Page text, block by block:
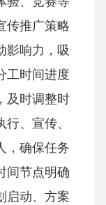
传推广策略
影响力，吸
工时间进度
及时调整时
、宣传、
，确保任务
间节点明确
启动、方案